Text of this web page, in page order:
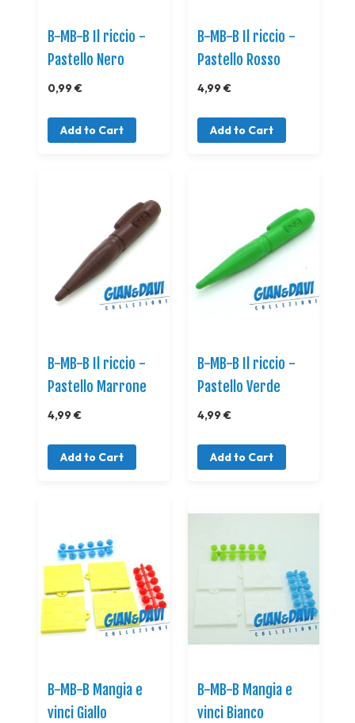
B-MB-B Il riccio -
Pastello Nero
0,99 €
Add to Cart
B-MB-B Il riccio -
Pastello Rosso
4,99 €
Add to Cart
B-MB-B Il riccio -
Pastello Marrone
4,99 €
Add to Cart
B-MB-B Il riccio -
Pastello Verde
4,99 €
Add to Cart
B-MB-B Mangia e
vinci Giallo
B-MB-B Mangia e
vinci Bianco